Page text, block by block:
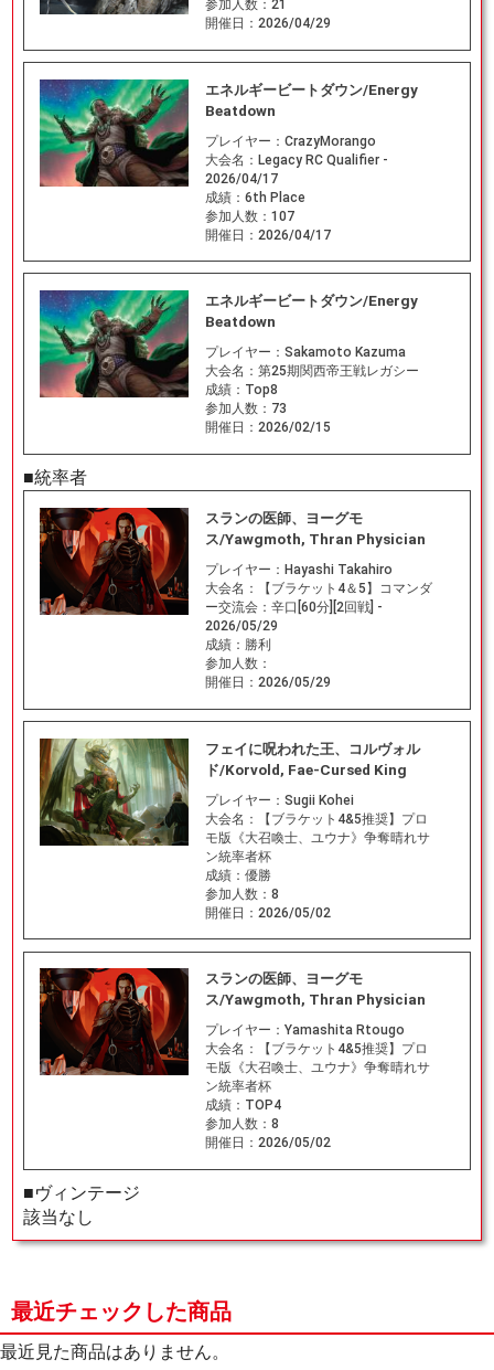
参加人数： 21
開催日： 2026/04/29
エネルギービートダウン/Energy
Beatdown
プレイヤー： CrazyMorango
大会名： Legacy RC Qualifier -
2026/04/17
成績： 6th Place
参加人数： 107
開催日： 2026/04/17
エネルギービートダウン/Energy
Beatdown
プレイヤー： Sakamoto Kazuma
大会名： 第25期関西帝王戦レガシー
成績： Top8
参加人数： 73
開催日： 2026/02/15
■統率者
スランの医師、ヨーグモ
ス/Yawgmoth, Thran Physician
プレイヤー： Hayashi Takahiro
大会名：
【ブラケット4＆5】コマンダ
ー交流会：辛口[60分][2回戦] -
2026/05/29
成績： 勝利
参加人数：
開催日： 2026/05/29
フェイに呪われた王、コルヴォル
ド/Korvold, Fae-Cursed King
プレイヤー： Sugii Kohei
大会名：
【ブラケット4&5推奨】プロ
モ版《大召喚士、ユウナ》争奪晴れサ
ン統率者杯
成績： 優勝
参加人数： 8
開催日： 2026/05/02
スランの医師、ヨーグモ
ス/Yawgmoth, Thran Physician
プレイヤー： Yamashita Rtougo
大会名：
【ブラケット4&5推奨】プロ
モ版《大召喚士、ユウナ》争奪晴れサ
ン統率者杯
成績： TOP4
参加人数： 8
開催日： 2026/05/02
■ヴィンテージ
該当なし
最近チェックした商品
最近見た商品はありません。